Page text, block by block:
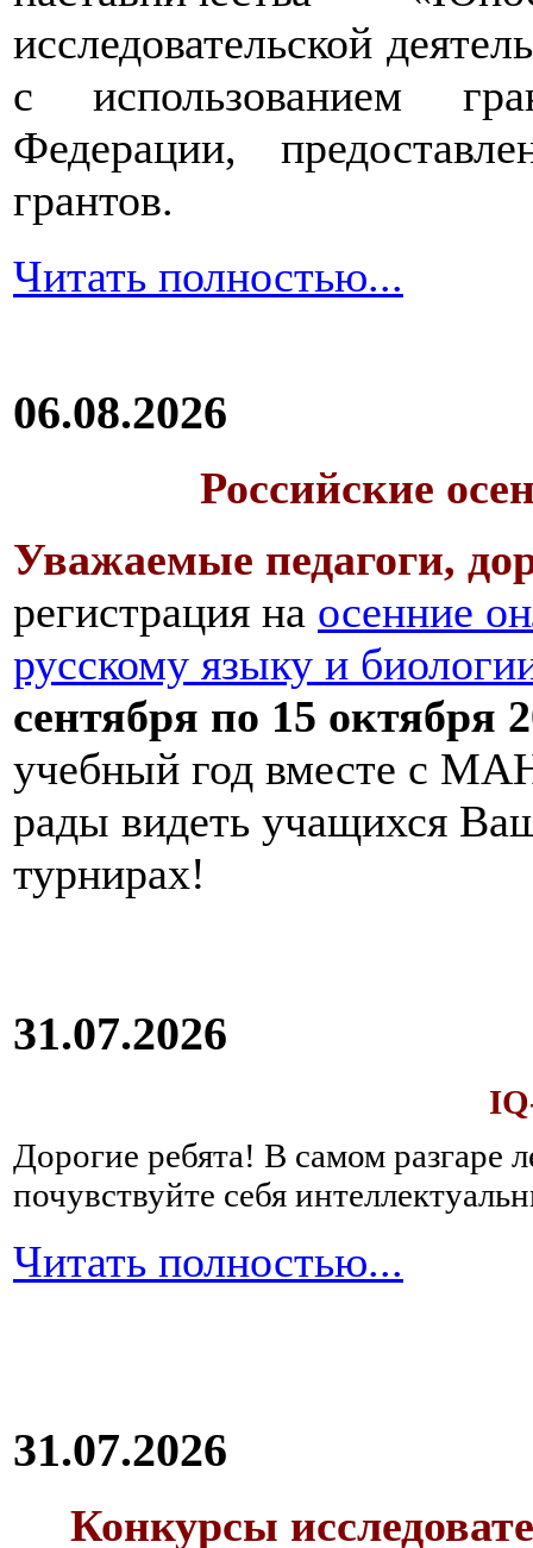
исследовательской
с использованием
Федерации,
грантов.
Читать полностью...
06.08.2026
Российские
Уважаемые педагоги,
регистрация на осенние
русскому языку и
сентября по 15 октября
учебный год вместе с
рады видеть учащихся
турнирах!
31.07.2026
Дорогие ребята! В самом разгаре
почувствуйте себя
Читать полностью...
31.07.2026
Конкурсы